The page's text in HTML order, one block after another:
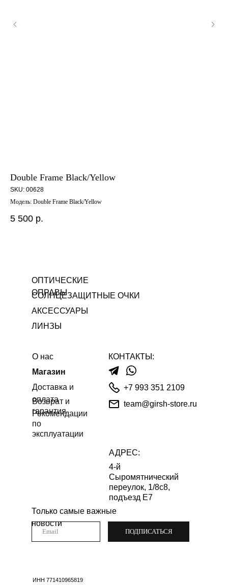
Double Frame Black/Yellow
SKU: 00628
Модель: Double Frame Black/Yellow
5 500 р.
ОПТИЧЕСКИЕ
ОПРАВЫ
СОЛНЦЕЗАЩИТНЫЕ ОЧКИ
+7 993 351 2109
Только самые важные
новости
ПОДПИСАТЬСЯ
4-й
Сыромятнический
переулок, 1/8с8,
подъезд Е7
АДРЕС:
Магазин
ИНН 771410965819
О нас
team@girsh-store.ru
Рекомендации
по
эксплуатации
Доставка и
оплата
КОНТАКТЫ:
Возврат и
гарантия
ЛИНЗЫ
АКСЕССУАРЫ